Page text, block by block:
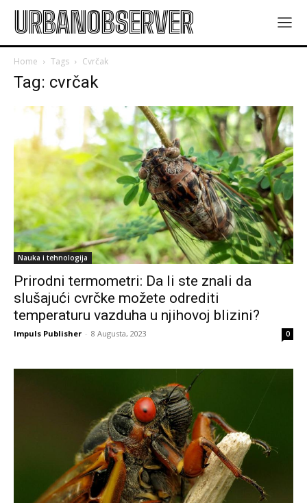
URBANOBSERVER
Home Tags Cvrčak
Tag: cvrčak
Nauka i tehnologija
Prirodni termometri: Da li ste znali da
slušajući cvrčke možete odrediti
temperaturu vazduha u njihovoj blizini?
Impuls Publisher - 8 Augusta, 2023 0